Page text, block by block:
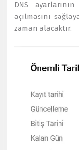
DNS
açılmasını
zaman alacaktır.